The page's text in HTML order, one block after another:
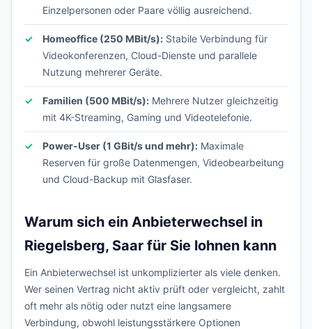
Einzelpersonen oder Paare völlig ausreichend.
Homeoffice (250 MBit/s): Stabile Verbindung für
Videokonferenzen, Cloud-Dienste und parallele
Nutzung mehrerer Geräte.
Familien (500 MBit/s): Mehrere Nutzer gleichzeitig
mit 4K-Streaming, Gaming und Videotelefonie.
Power-User (1 GBit/s und mehr): Maximale
Reserven für große Datenmengen, Videobearbeitung
und Cloud-Backup mit Glasfaser.
Warum sich ein Anbieterwechsel in
Riegelsberg, Saar für Sie lohnen kann
Ein Anbieterwechsel ist unkomplizierter als viele denken.
Wer seinen Vertrag nicht aktiv prüft oder vergleicht, zahlt
oft mehr als nötig oder nutzt eine langsamere
Verbindung, obwohl leistungsstärkere Optionen